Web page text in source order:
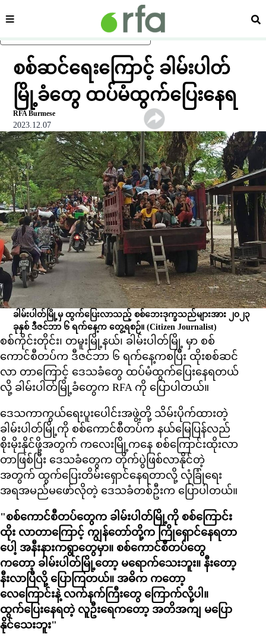
ပင်မအကြောင်းအရာသို့ ကျော်ရန်
ကဏ္ဍ ရှာ
စစ်ဆင်ရေးကြောင့် ခါမ်းပါတ်
မြို့ခံတွေ ထပ်မံထွက်ပြေးနေရ
RFA Burmese
2023.12.07
ခါမ်းပါတ်မြို့မှ ထွက်ပြေးလာသည့် စစ်ဘေးဒုက္ခသည်များအား ၂၀၂၃
ခုနှစ် ဒီဇင်ဘာ ၆ ရက်နေ့က တွေ့ရစဉ်။(Citizen Journalist)
စစ်ကိုင်းတိုင်း၊ တမူးမြို့နယ်၊ ခါမ်းပါတ်မြို့ မှာ စစ်
ကောင်စီတပ်က ဒီဇင်ဘာ ၆ ရက်နေ့ကစပြီး ထိုးစစ်ဆင်
လာ တာကြောင့် ဒေသခံတွေ ထပ်မံထွက်ပြေးနေရတယ်
လို့ ခါမ်းပါတ်မြို့ခံတွေက RFA ကို ပြောပါတယ်။
ဒေသကာကွယ်ရေးပူးပေါင်းအဖွဲ့တို့ သိမ်းပိုက်ထားတဲ့
ခါမ်းပါတ်မြို့ကို စစ်ကောင်စီတပ်က နယ်မြေပြန်လည်
စိုးမိုးနိုင်ဖို့အတွက် ကလေးမြို့ကနေ စစ်ကြောင်းထိုးလာ
တာဖြစ်ပြီး ဒေသခံတွေက တိုက်ပွဲဖြစ်လာနိုင်တဲ့
အတွက် ထွက်ပြေးတိမ်းရှောင်နေရတာလို့ လုံခြုံရေး
အရအမည်မဖော်လိုတဲ့ ဒေသခံတစ်ဦးက ပြောပါတယ်။
"စစ်ကောင်စီတပ်တွေက ခါမ်းပါတ်မြို့ကို စစ်ကြောင်း
ထိုး လာတာကြောင့် ကျွန်တော်တို့က ကြိုရှောင်နေရတာ
ပေါ့ အနီးနားကရွာတွေမှာ။ စစ်ကောင်စီတပ်တွေ
ကတော့ ခါမ်းပါတ်မြို့တော့ မရောက်သေးဘူး။ နီးတော့
နီးလာပြီလို့ ပြောကြတယ်။ အဓိက ကတော့
လေကြောင်းနဲ့ လက်နက်ကြီးတွေ ကြောက်လို့ပါ။
ထွက်ပြေးနေရတဲ့ လူဦးရေကတော့ အတိအကျ မပြော
နိုင်သေးဘူး"